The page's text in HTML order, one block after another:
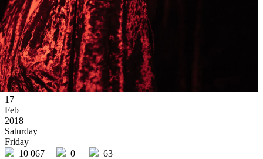
17
Feb
2018
Saturday
Friday
10 067
0 63